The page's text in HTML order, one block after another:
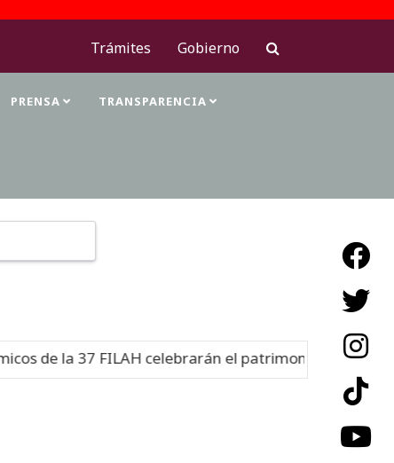
Trámites
Gobierno
PRENSA TRANSPARENCIA
de la 37 FILAH celebrarán el patrimonio cultural